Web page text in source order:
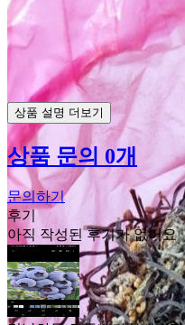
상품 설명 더보기
상품 문의 0개
문의하기
후기
아직 작성된 후기가 없어요